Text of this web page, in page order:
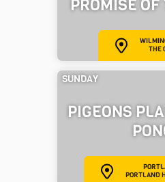
PROMISE
THE
SUNDAY
PIGEONS
PORTLAND